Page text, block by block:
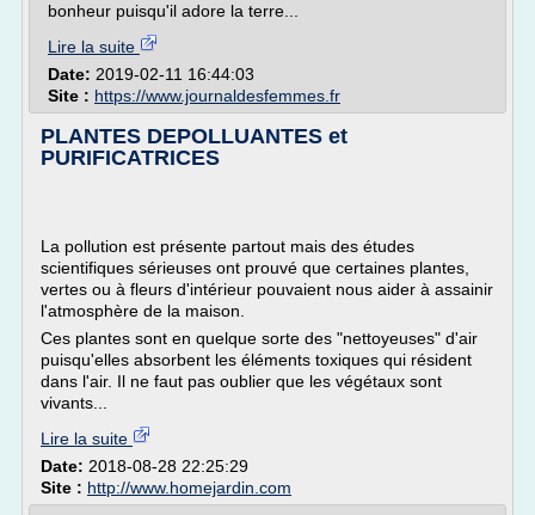
bonheur puisqu'il adore la terre...
Lire la suite
Date: 2019-02-11 16:44:03
Site : https://www.journaldesfemmes.fr
PLANTES DEPOLLUANTES et
PURIFICATRICES
La pollution est présente partout mais des études
scientifiques sérieuses ont prouvé que certaines plantes,
vertes ou à fleurs d'intérieur pouvaient nous aider à assainir
l'atmosphère de la maison.
Ces plantes sont en quelque sorte des "nettoyeuses" d'air
puisqu'elles absorbent les éléments toxiques qui résident
dans l'air. Il ne faut pas oublier que les végétaux sont
vivants...
Lire la suite
Date: 2018-08-28 22:25:29
Site : http://www.homejardin.com